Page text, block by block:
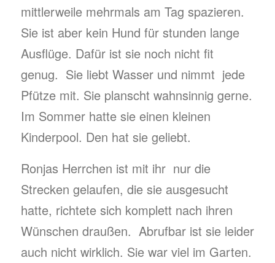
mittlerweile mehrmals am Tag spazieren.
Sie ist aber kein Hund für stunden lange
Ausflüge. Dafür ist sie noch nicht fit
genug. Sie liebt Wasser und nimmt jede
Pfütze mit. Sie planscht wahnsinnig gerne.
Im Sommer hatte sie einen kleinen
Kinderpool. Den hat sie geliebt.
Ronjas Herrchen ist mit ihr nur die
Strecken gelaufen, die sie ausgesucht
hatte, richtete sich komplett nach ihren
Wünschen draußen. Abrufbar ist sie leider
auch nicht wirklich. Sie war viel im Garten.